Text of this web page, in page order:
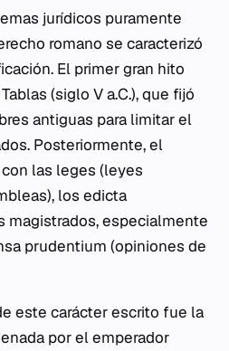
jurídicos puramente
romano se caracterizó
El primer gran hito
(siglo V a.C.), que fijó
antiguas para limitar el
Posteriormente, el
las leges (leyes
los edicta
magistrados, especialmente
prudentium (opiniones de
este carácter escrito fue la
por el emperador